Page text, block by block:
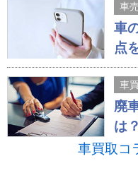
車
車
点
車
廃
は
車買取コ